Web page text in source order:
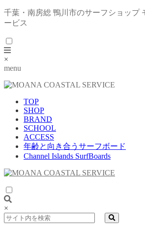
千葉・南房総 鴨川市のサーフショップ
ービス
×
menu
TOP
SHOP
BRAND
SCHOOL
ACCESS
年齢と向き合うサーフボード
Channel Islands SurfBoards
×